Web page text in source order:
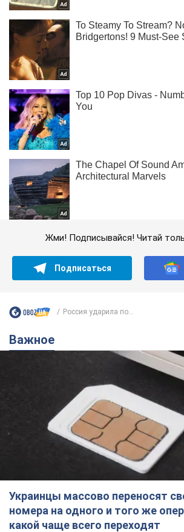
Жми! Подписывайся! Читай
Подписаться
Россия ударила по...
Важное
Украинцы массово переносят
номера на одного и того же
какой чаще всего переходят